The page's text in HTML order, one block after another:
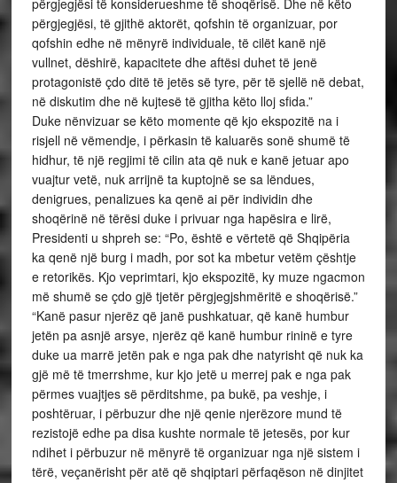
përgjegjësi të konsiderueshme të shoqërisë. Dhe në këto
përgjegjësi, të gjithë aktorët, qofshin të organizuar, por
qofshin edhe në mënyrë individuale, të cilët kanë një
vullnet, dëshirë, kapacitete dhe aftësi duhet të jenë
protagonistë çdo ditë të jetës së tyre, për të sjellë në debat,
në diskutim dhe në kujtesë të gjitha këto lloj sfida.”
Duke nënvizuar se këto momente që kjo ekspozitë na i
risjell në vëmendje, i përkasin të kaluarës sonë shumë të
hidhur, të një regjimi të cilin ata që nuk e kanë jetuar apo
vuajtur vetë, nuk arrijnë ta kuptojnë se sa lëndues,
denigrues, penalizues ka qenë ai për individin dhe
shoqërinë në tërësi duke i privuar nga hapësira e lirë,
Presidenti u shpreh se: “Po, është e vërtetë që Shqipëria
ka qenë një burg i madh, por sot ka mbetur vetëm çështje
e retorikës. Kjo veprimtari, kjo ekspozitë, ky muze ngacmon
më shumë se çdo gjë tjetër përgjegjshmëritë e shoqërisë.”
“Kanë pasur njerëz që janë pushkatuar, që kanë humbur
jetën pa asnjë arsye, njerëz që kanë humbur rininë e tyre
duke ua marrë jetën pak e nga pak dhe natyrisht që nuk ka
gjë më të tmerrshme, kur kjo jetë u merrej pak e nga pak
përmes vuajtjes së përditshme, pa bukë, pa veshje, i
poshtëruar, i përbuzur dhe një qenie njerëzore mund të
rezistojë edhe pa disa kushte normale të jetesës, por kur
ndihet i përbuzur në mënyrë të organizuar nga një sistem i
tërë, veçanërisht për atë që shqiptari përfaqëson në dinjitet